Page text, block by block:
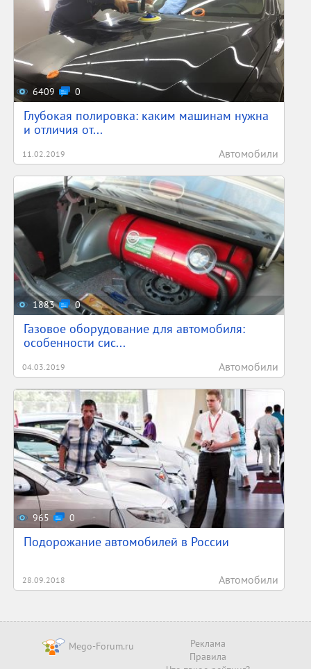
6409 0
Глубокая полировка: каким машинам нужна
и отличия от...
11.02.2019 Автомобили
1883 0
Газовое оборудование для автомобиля:
особенности сис...
04.03.2019 Автомобили
965 0
Подорожание автомобилей в России
28.09.2018 Автомобили
Mego-Forum.ru
Реклама
Правила